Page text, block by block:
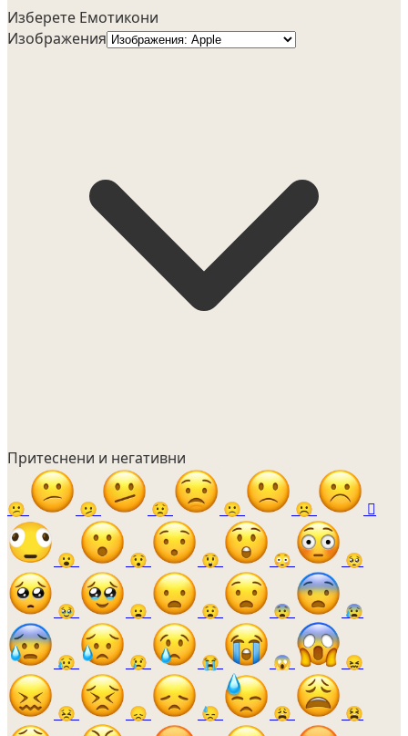
Изберете Емотикони
Изображения
Притеснени и негативни
😕 🫤 😟 🙁 ☹️ 🫪
😮 😯 😲 😳 🥺
🥹 😦 😧 😨 😰
😥 😢 😭 😱 😖
😣 😞 😓 😩 😫